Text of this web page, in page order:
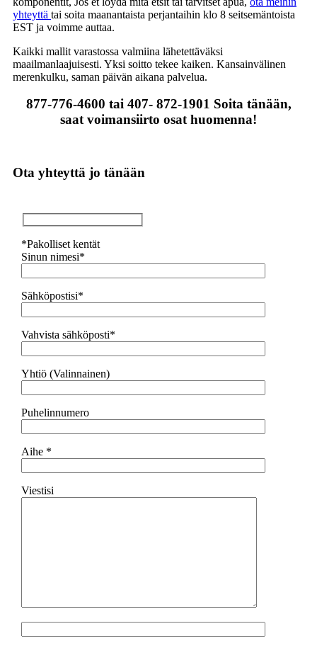
yhteyttä tai soita maanantaista perjantaihin klo 8 seitsemäntoista
EST ja voimme auttaa.
Kaikki mallit varastossa valmiina lähetettäväksi
maailmanlaajuisesti. Yksi soitto tekee kaiken. Kansainvälinen
merenkulku, saman päivän aikana palvelua.
877-776-4600 tai 407- 872-1901 Soita tänään,
saat voimansiirto osat huomenna!
Ota yhteyttä jo tänään
*Pakolliset kentät
Sinun nimesi*
Sähköpostisi*
Vahvista sähköposti*
Yhtiö (Valinnainen)
Puhelinnumero
Aihe *
Viestisi